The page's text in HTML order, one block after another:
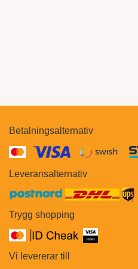
Betalningsalternativ
Leveransalternativ
Trygg shopping
Vi levererar till